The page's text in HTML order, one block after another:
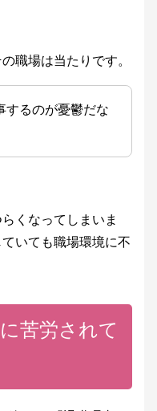
職場は当たりです。
するのが憂鬱だな
くなってしまいま
いても職場環境に不
苦労されて